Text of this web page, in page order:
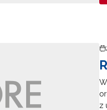
z